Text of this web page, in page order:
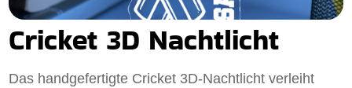
Cricket 3D Nachtlicht
Das handgefertigte Cricket 3D-Nachtlicht verleiht